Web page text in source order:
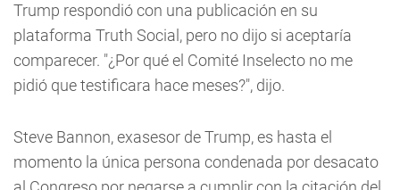
Trump respondió con una publicación en su
plataforma Truth Social, pero no dijo si aceptaría
comparecer. "¿Por qué el Comité Inselecto no me
pidió que testificara hace meses?", dijo.
Steve Bannon, exasesor de Trump, es hasta el
momento la única persona condenada por desacato